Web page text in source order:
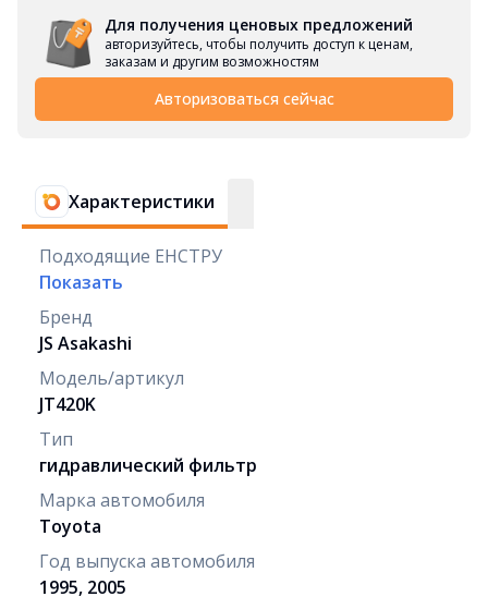
Для получения ценовых предложений
авторизуйтесь, чтобы получить доступ к ценам,
заказам и другим возможностям
Авторизоваться сейчас
Характеристики
Подходящие ЕНСТРУ
Показать
Бренд
JS Asakashi
Модель/артикул
JT420K
Тип
гидравлический фильтр
Марка автомобиля
Toyota
Год выпуска автомобиля
1995, 2005